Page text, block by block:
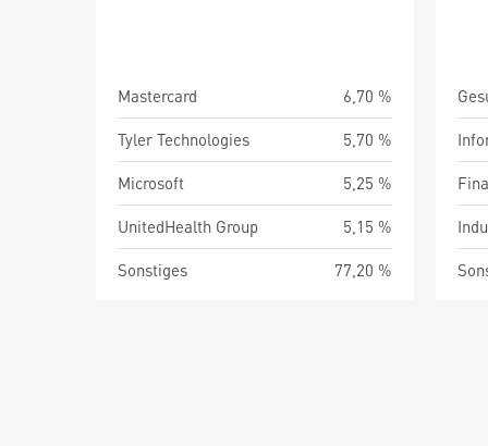
Mastercard
6,70 %
Tyler Technologies
5,70 %
Microsoft
5,25 %
UnitedHealth Group
5,15 %
Sonstiges
77,20 %